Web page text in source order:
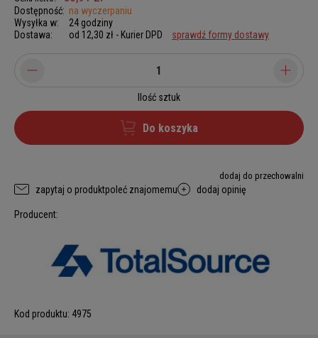
Dostępność: na wyczerpaniu
Wysyłka w:
24 godziny
Dostawa:
od 12,30 zł - Kurier DPD sprawdź formy dostawy
Ilość sztuk
Do koszyka
dodaj do przechowalni
zapytaj o produktpoleć znajomemu dodaj opinię
Producent:
Kod produktu: 4975